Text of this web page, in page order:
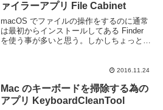
ァイラーアプリ File Cabinet
macOS でファイルの操作をするのに通常
は最初からインストールしてある Finder
を使う事が多いと思う。しかしちょっとし
2016.11.24
Mac のキーボードを掃除する為の
アプリ KeyboardCleanTool